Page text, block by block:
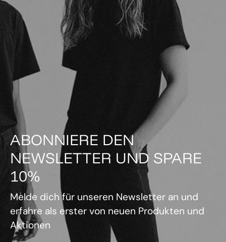
ABONNIERE DEN
NEWSLETTER UND SPARE
10%
Melde dich für unseren Newsletter an und
erfahre als erster von neuen Produkten und
Aktionen